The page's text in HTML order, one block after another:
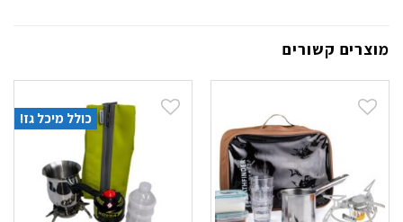
מוצרים קשורים
כולל מיכל גז!